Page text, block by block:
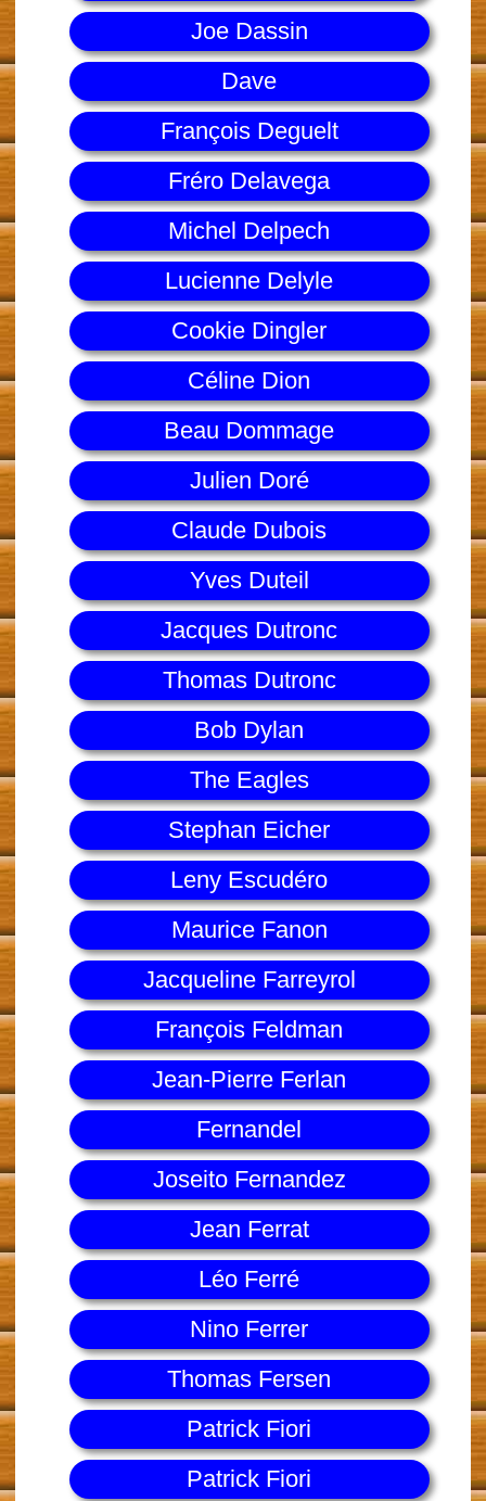
Joe Dassin
Dave
François Deguelt
Fréro Delavega
Michel Delpech
Lucienne Delyle
Cookie Dingler
Céline Dion
Beau Dommage
Julien Doré
Claude Dubois
Yves Duteil
Jacques Dutronc
Thomas Dutronc
Bob Dylan
The Eagles
Stephan Eicher
Leny Escudéro
Maurice Fanon
Jacqueline Farreyrol
François Feldman
Jean-Pierre Ferlan
Fernandel
Joseito Fernandez
Jean Ferrat
Léo Ferré
Nino Ferrer
Thomas Fersen
Patrick Fiori
Patrick Fiori